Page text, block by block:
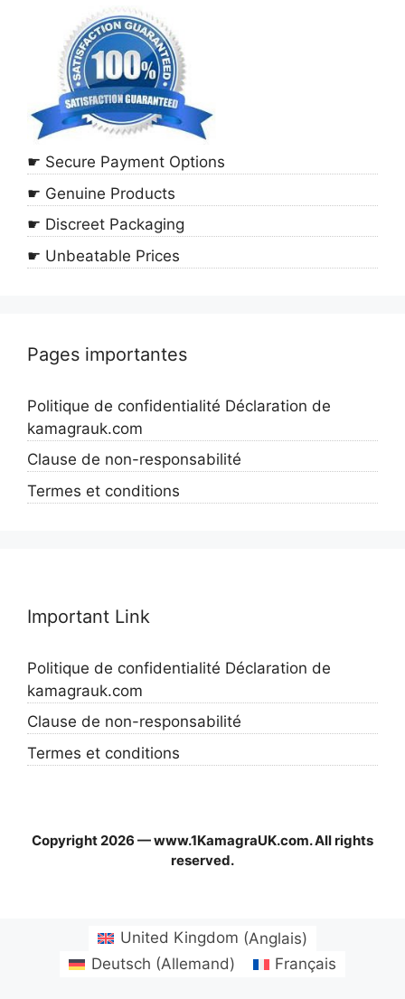
☛ Secure Payment Options
☛ Genuine Products
☛ Discreet Packaging
☛ Unbeatable Prices
Pages importantes
Politique de confidentialité Déclaration de
kamagrauk.com
Clause de non-responsabilité
Termes et conditions
Important Link
Politique de confidentialité Déclaration de
kamagrauk.com
Clause de non-responsabilité
Termes et conditions
Copyright 2026 — www.1KamagraUK.com. All rights
reserved.
United Kingdom (Anglais)
Deutsch (Allemand) Français